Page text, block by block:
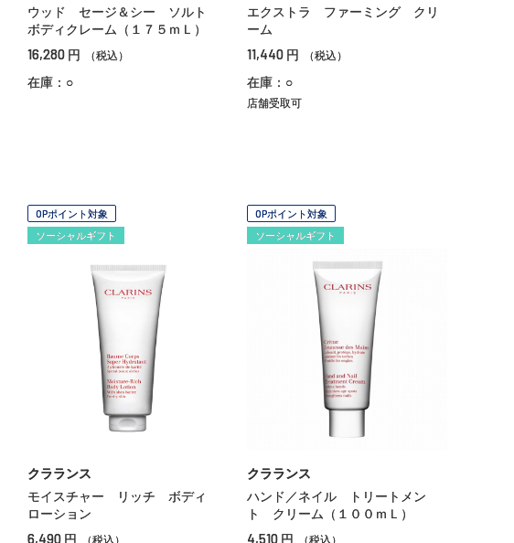
ウッド セージ＆シー ソルト
ボディクレーム（１７５ｍＬ）
16,280 円 （税込）
在庫：○
エクストラ ファーミング クリ
ーム
11,440 円 （税込）
在庫：○
店舗受取可
OPポイント対象
ソーシャルギフト
クラランス
モイスチャー リッチ ボディ
ローション
6,490 円 （税込）
OPポイント対象
ソーシャルギフト
クラランス
ハンド／ネイル トリートメン
ト クリーム（１００ｍＬ）
4,510 円 （税込）